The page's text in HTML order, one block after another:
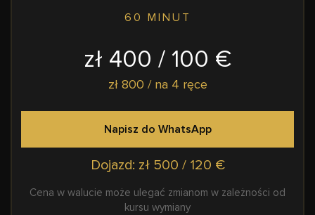
60 MINUT
zł 400 / 100 €
zł 800 / na 4 ręce
Napisz do WhatsApp
Dojazd: zł 500 / 120 €
Cena w walucie może ulegać zmianom w zależności od
kursu wymiany